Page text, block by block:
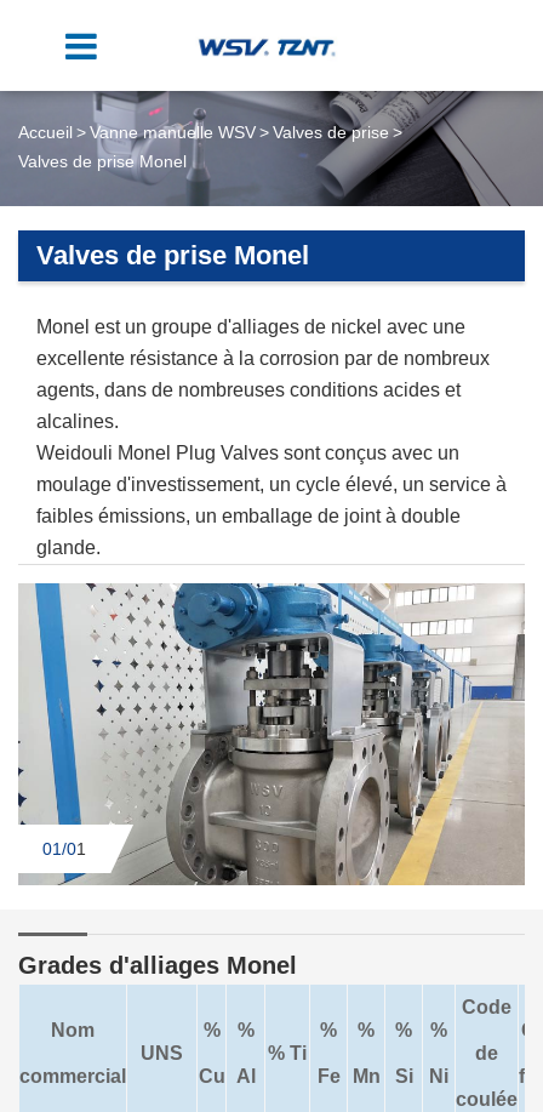
Accueil Vanne manuelle WSV
Valves de prise
Valves de prise Monel
Valves de prise Monel
Monel est un groupe d'alliages de nickel avec une
excellente résistance à la corrosion par de nombreux
agents, dans de nombreuses conditions acides et
alcalines.
Weidouli Monel Plug Valves sont conçus avec un
moulage d'investissement, un cycle élevé, un service à
faibles émissions, un emballage de joint à double
glande.
01/01
Grades d'alliages Monel
Nom
commercial
UNS
%
Cu
%
Al
% Ti
%
Fe
%
Mn
%
Si
%
Ni
Code
de
coulée